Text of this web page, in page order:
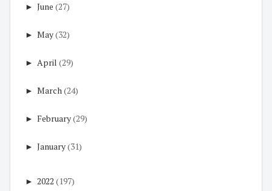
► June (27)
► May(32)
► April (29)
► March(24)
► February(29)
► January(31)
► 2022 (197)